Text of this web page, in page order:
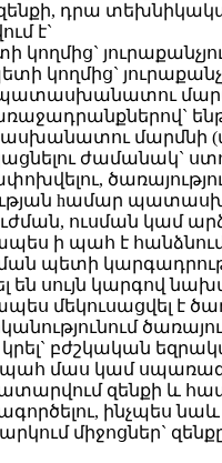
դրա
է`
կողմից`
կողմից`
մարմնի
ժամանակ`
hամար
ուսման կամ
ի պահ է
պետի
են սույն կարգով
մեկուսացվել է
կրել` բժշկական
մաս կամ
զենքի և
ինչպես
միջոցներ`